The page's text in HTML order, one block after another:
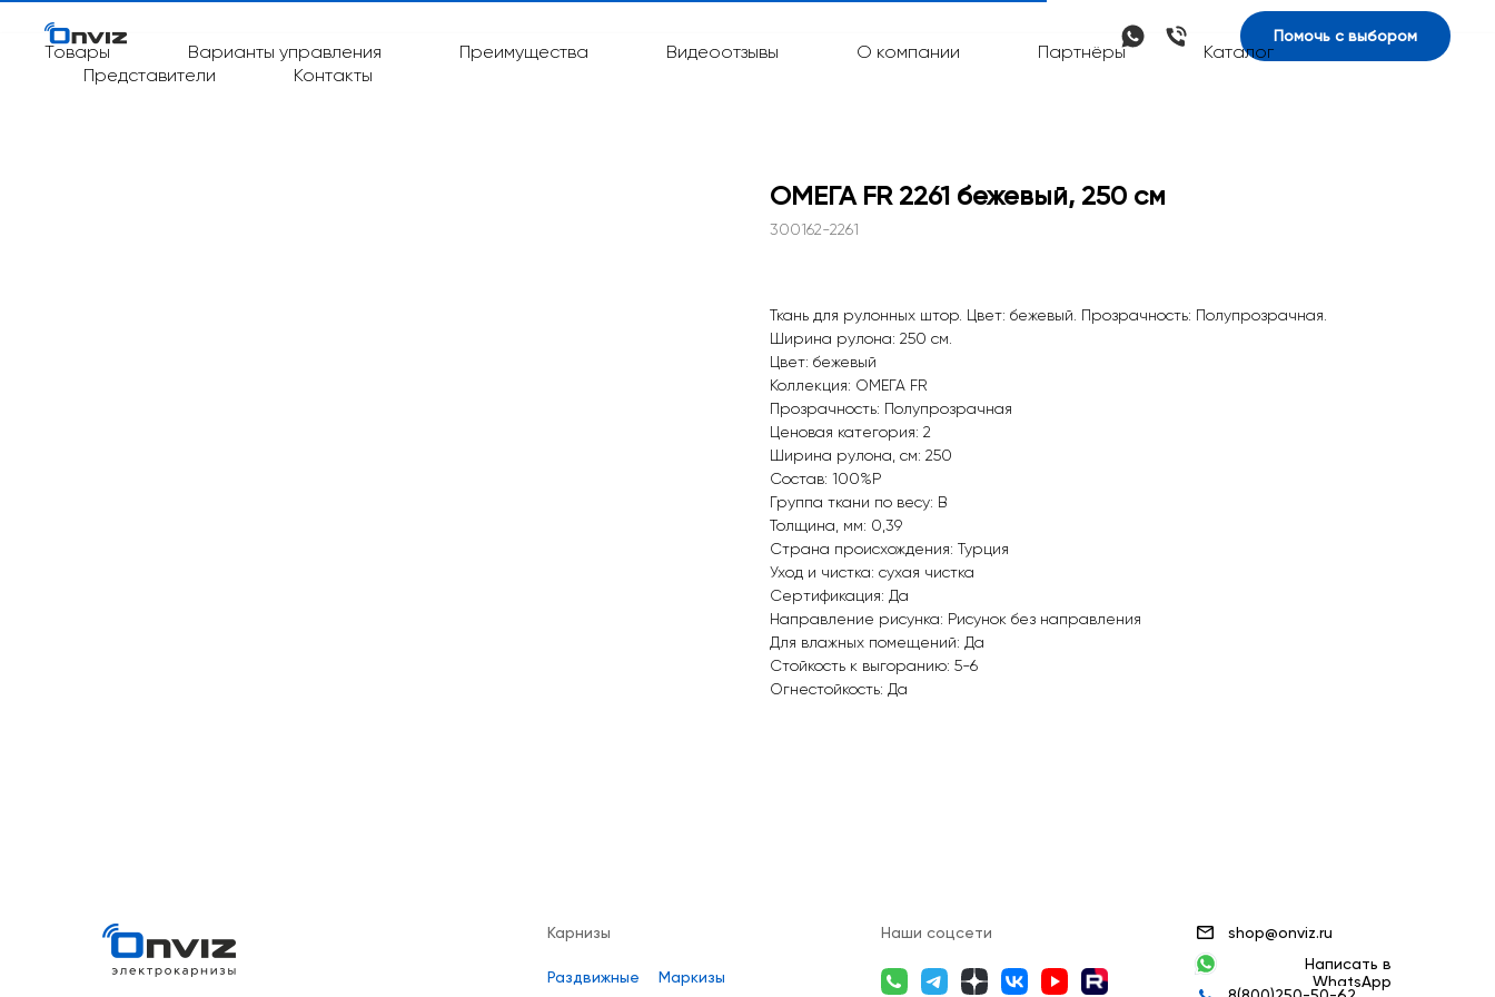
Помочь с выбором
Товары Варианты управления Преимущества Видеоотзывы О компании Партнёры
Каталог
Представители
Контакты
ОМЕГА FR 2261 бежевый, 250 см
300162-2261
Ткань для рулонных штор. Цвет: бежевый. Прозрачность: Полупрозрачная.
Ширина рулона: 250 см.
Цвет: бежевый
Коллекция: ОМЕГА FR
Прозрачность: Полупрозрачная
Ценовая категория: 2
Ширина рулона, см: 250
Состав: 100%P
Группа ткани по весу: B
Толщина, мм: 0,39
Страна происхождения: Турция
Уход и чистка: сухая чистка
Сертификация: Да
Направление рисунка: Рисунок без направления
Для влажных помещений: Да
Стойкость к выгоранию: 5-6
Огнестойкость: Да
Карнизы
Раздвижные
Наши соцсети
shop@onviz.ru
Написать в
WhatsApp
Маркизы